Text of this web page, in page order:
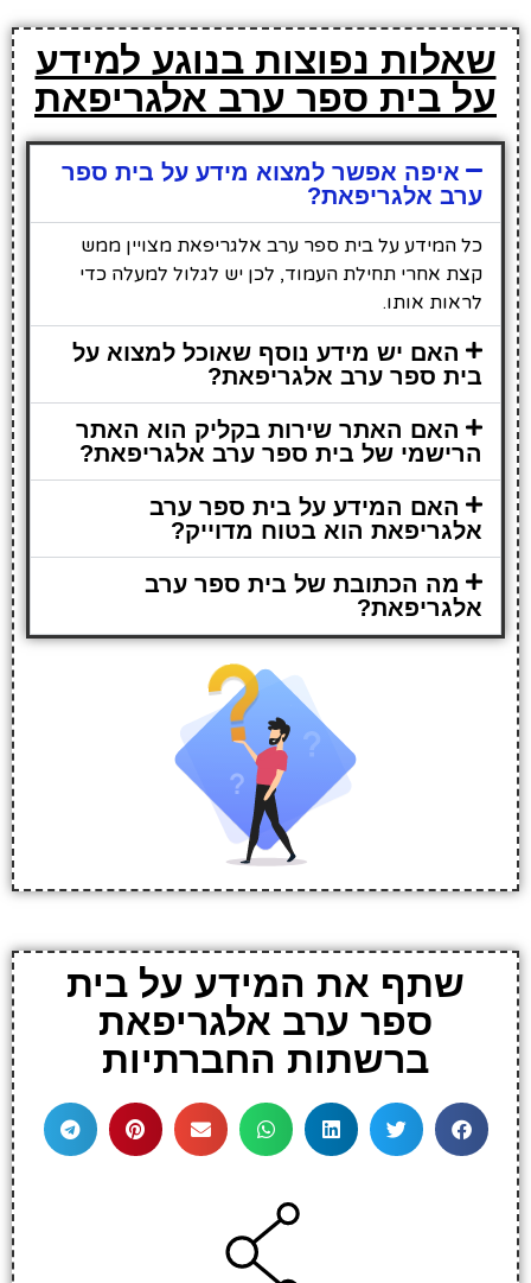
שאלות נפוצות בנוגע למידע
על בית ספר ערב אלגריפאת
איפה אפשר למצוא מידע על בית ספר
ערב אלגריפאת?
כל המידע על בית ספר ערב אלגריפאת מצויין ממש
קצת אחרי תחילת העמוד, לכן יש לגלול למעלה כדי
לראות אותו.
האם יש מידע נוסף שאוכל למצוא על
בית ספר ערב אלגריפאת?
האם האתר שירות בקליק הוא האתר
הרישמי של בית ספר ערב אלגריפאת?
האם המידע על בית ספר ערב
אלגריפאת הוא בטוח מדוייק?
מה הכתובת של בית ספר ערב
אלגריפאת?
שתף את המידע על בית
ספר ערב אלגריפאת
ברשתות החברתיות